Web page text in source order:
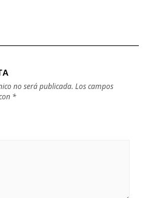
no será publicada. Los campos
*